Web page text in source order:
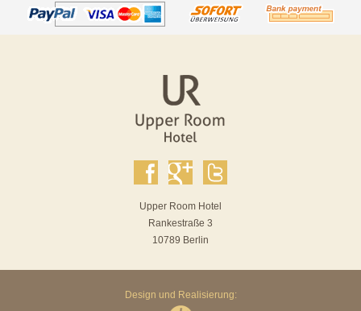
Upper Room Hotel
Rankestraße 3
10789 Berlin
Design und Realisierung: